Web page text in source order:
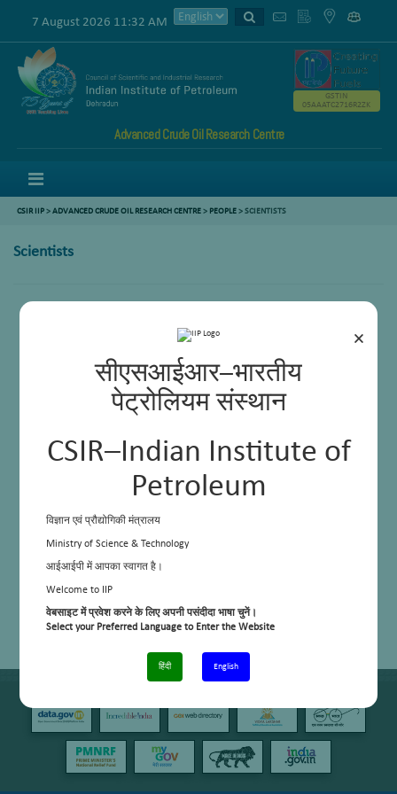
×
सीएसआईआर–भारतीय
पेट्रोलियम संस्थान
CSIR–Indian Institute of
Petroleum
विज्ञान एवं प्रौद्योगिकी मंत्रालय
Ministry of Science & Technology
आईआईपी में आपका स्वागत है।
Welcome to IIP
वेबसाइट में प्रवेश करने के लिए अपनी पसंदीदा भाषा चुनें।
Select your Preferred Language to Enter the Website
हिंदी English
7 August 2026 11:32 AM
Advanced Crude Oil Research Centre
GSTIN
05AAATC2716R2ZK
CSIR IIP>ADVANCED CRUDE OIL RESEARCH CENTRE> PEOPLE> SCIENTISTS
Scientists